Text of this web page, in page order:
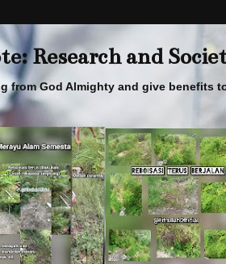
Research and
from God Almighty and give benefits